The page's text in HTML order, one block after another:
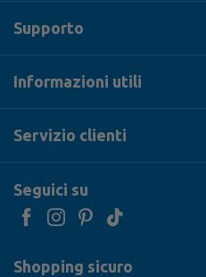
Supporto
Informazioni utili
Servizio clienti
Seguici su
Shopping sicuro